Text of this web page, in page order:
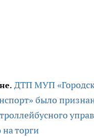
ДТПМУП
было
торги